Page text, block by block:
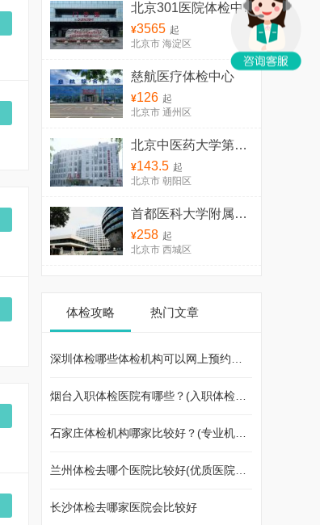
北京301医院体检中心（门诊体检）
¥3565 起
北京市 海淀区
慈航医疗体检中心
¥126 起
北京市 通州区
北京中医药大学第三附属医院体检中心
¥143.5 起
北京市 朝阳区
首都医科大学附属宣武医院体检中心
¥258 起
北京市 西城区
体检攻略 热门文章
长沙体检去哪家医院会比较好